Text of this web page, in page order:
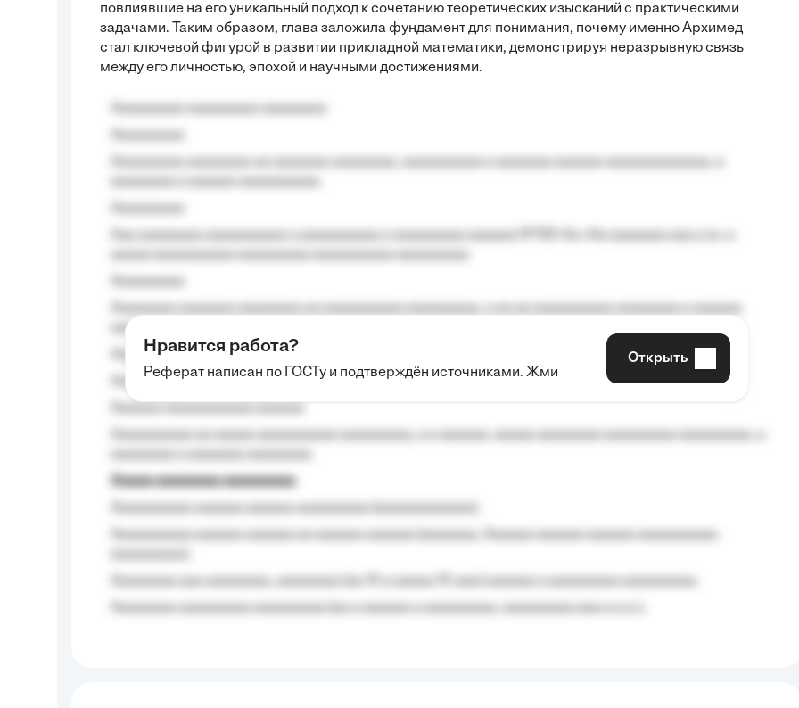
повлиявшие на его уникальный подход к сочетанию теоретических изысканий с практическими
задачами. Таким образом, глава заложила фундамент для понимания, почему именно Архимед
стал ключевой фигурой в развитии прикладной математики, демонстрируя неразрывную связь
между его личностью, эпохой и научными достижениями.
aaaa aaaa.
Aaaaaaaaa
Aaaaaaaaaa aa aaa aaaaaaaaa, a aaa aaaaaaaaaa aaa, a aaaaaaaaaa, aaaaaa aaaaaa a aaaaaa.
Aaaaa aaaaaaaa aaaaaaaaa
Нравится работа?
Реферат написан по ГОСТу и подтверждён источниками. Жми
Открыть